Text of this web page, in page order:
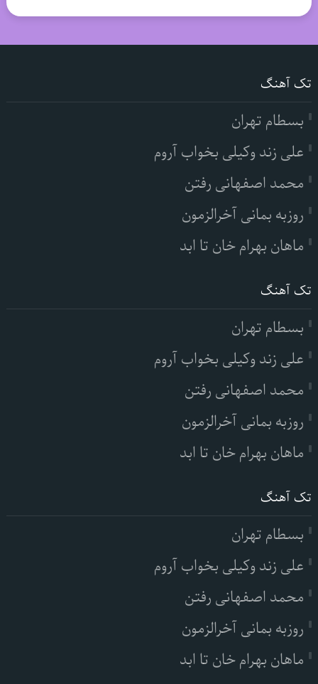
تک آهنگ
بسطام تهران
علی زند وکیلی بخواب آروم
محمد اصفهانی رفتن
روزبه بمانی آخرالزمون
ماهان بهرام خان تا ابد
تک آهنگ
بسطام تهران
علی زند وکیلی بخواب آروم
محمد اصفهانی رفتن
روزبه بمانی آخرالزمون
ماهان بهرام خان تا ابد
تک آهنگ
بسطام تهران
علی زند وکیلی بخواب آروم
محمد اصفهانی رفتن
روزبه بمانی آخرالزمون
ماهان بهرام خان تا ابد